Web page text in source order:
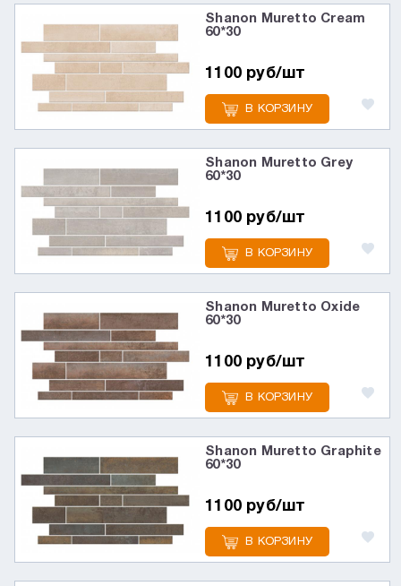
Shanon Muretto Cream
60*30
1100 руб/шт
В КОРЗИНУ
Shanon Muretto Grey
60*30
1100 руб/шт
В КОРЗИНУ
Shanon Muretto Oxide
60*30
1100 руб/шт
В КОРЗИНУ
Shanon Muretto Graphite
60*30
1100 руб/шт
В КОРЗИНУ